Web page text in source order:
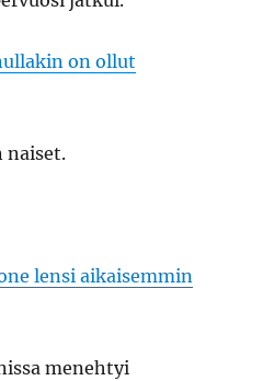
on ollut
naiset.
lensi aikaisemmin
menehtyi